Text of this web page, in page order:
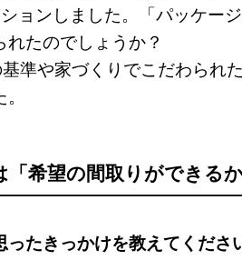
ョンしました。「パッケー
たのでしょうか？
準や家づくりでこだわられ
希望の間取りができる
たきっかけを教えてくださ